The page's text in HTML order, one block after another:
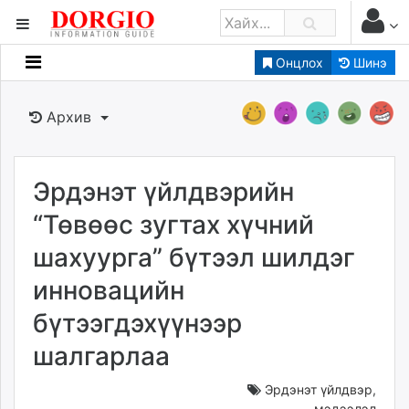
Онцлох Шинэ
Мэдээллийн
Банк санхүү
Бизнес ААН
Төрийн
Нийслэлийн
dorgio.mn
Gogo.mn
news.mn
zindaa.mn
Архив
Эрдэнэт үйлдвэрийн
“Төвөөс зугтах хүчний
шахуурга” бүтээл шилдэг
инновацийн
бүтээгдэхүүнээр
шалгарлаа
Эрдэнэт үйлдвэр,